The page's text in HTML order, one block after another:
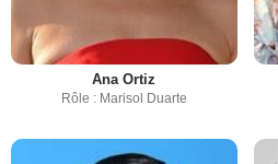
Ana Ortiz
Rôle : Marisol Duarte